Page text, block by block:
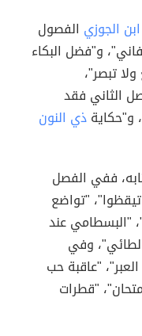
ابن الجوزي الفصول
و"فضل البكاء
تبصر"،
الثاني فقد
و"حكايةذي النون
ففي الفصل
"تواضع
"البسطامي عند
وفي
"عاقبة حب
"قطرات